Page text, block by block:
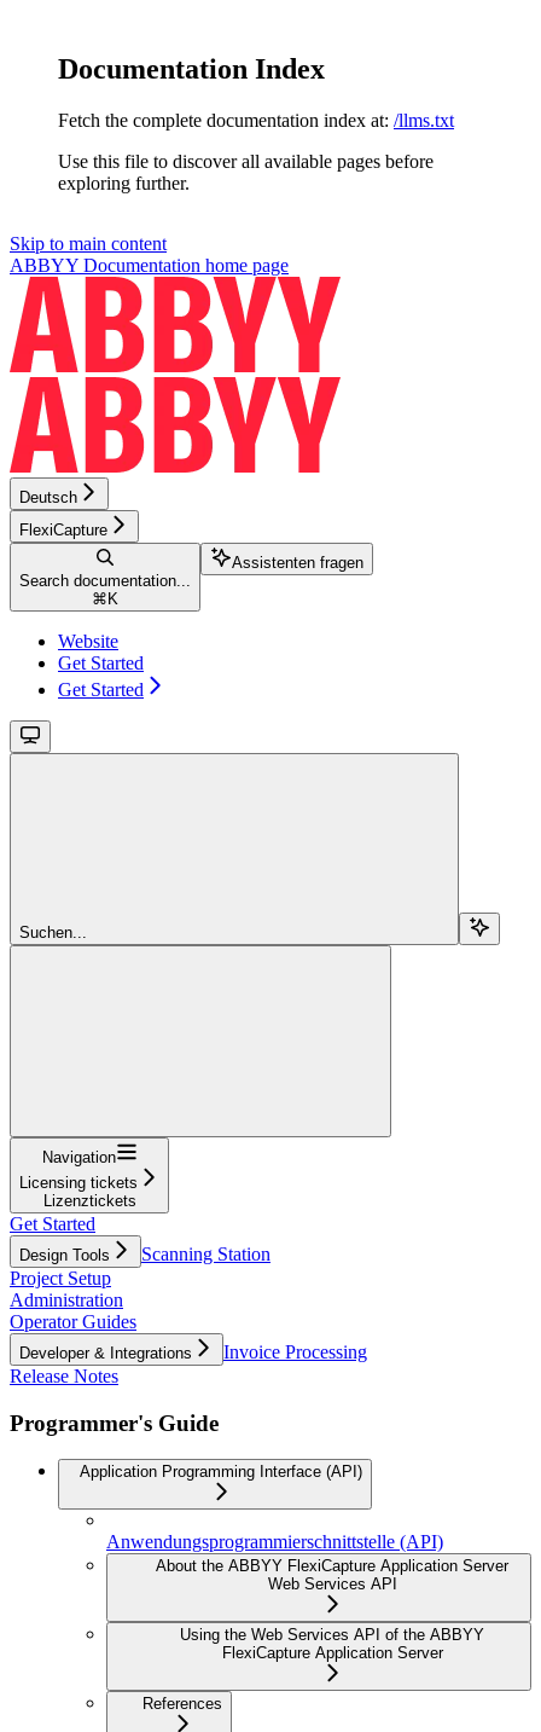
Documentation Index
Fetch the complete documentation index at: /llms.txt
Use this file to discover all available pages before
exploring further.
Skip to main content
ABBYY Documentation home page
Deutsch
FlexiCapture
Search documentation...
⌘ K
Assistenten fragen
Website
Get Started
Get Started
Suchen...
Navigation
Licensing tickets
Lizenztickets
Get Started
Design Tools
Scanning Station
Project Setup
Administration
Operator Guides
Developer & Integrations
Invoice Processing
Release Notes
Programmer's Guide
Application Programming Interface (API)
Anwendungsprogrammierschnittstelle (API)
About the ABBYY FlexiCapture Application Server
Web Services API
Using the Web Services API of the ABBYY
FlexiCapture Application Server
References